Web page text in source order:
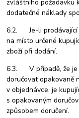
zvláštního požadavku
dodatečné náklady
6.2. Je-li prodávající
na místo určené
zboží při dodání.
6.3. V případě, že je
doručovat opakovaně
v objednávce, je
s opakovaným
způsobem doručení.